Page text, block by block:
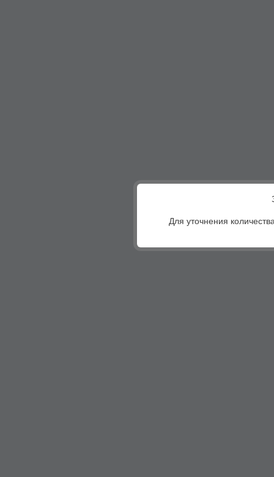
Для уточнения